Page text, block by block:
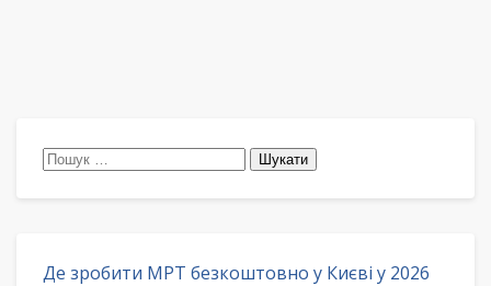
Пошук:
Де зробити МРТ безкоштовно у Києві у 2026